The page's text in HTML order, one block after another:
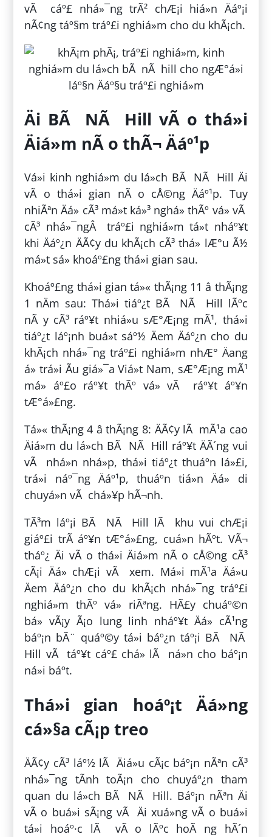
vÃ cáº£ nhá»¯ng trÃ² chÆ¡i hiá»n Äáº¡i
nÃ¢ng táº§m tráº£i nghiá»m cho du khÃ¡ch.
Äi BÃ NÃ Hill vÃ o thá»i
Äiá»m nÃ o thÃ¬ Äáº¹p
Vá»i kinh nghiá»m du lá»ch BÃ NÃ Hill Äi
vÃ o thá»i gian nÃ o cÅ©ng Äáº¹p. Tuy
nhiÃªn Äá» cÃ³ má»t ká»³ nghá» thÃº vá» vÃ
cÃ³ nhá»¯ngÂ tráº£i nghiá»m tá»t nháº¥t
khi Äáº¿n ÄÃ¢y du khÃ¡ch cÃ³ thá» lÆ°u Ã½
má»t sá» khoáº£ng thá»i gian sau.
Khoáº£ng thá»i gian tá»« thÃ¡ng 11 â thÃ¡ng
1 nÄm sau: Thá»i tiáº¿t BÃ NÃ Hill lÃºc
nÃ y cÃ³ ráº¥t nhiá»u sÆ°Æ¡ng mÃ¹, thá»i
tiáº¿t láº¡nh buá»t sáº½ Äem Äáº¿n cho du
khÃ¡ch nhá»¯ng tráº£i nghiá»m nhÆ° Äang
á» trá»i Ãu giá»¯a Viá»t Nam, sÆ°Æ¡ng mÃ¹
má» áº£o ráº¥t thÃº vá» vÃ ráº¥t áº¥n
tÆ°á»£ng.
Tá»« thÃ¡ng 4 â thÃ¡ng 8: ÄÃ¢y lÃ mÃ¹a cao
Äiá»m du lá»ch BÃ NÃ Hill ráº¥t ÄÃ´ng vui
vÃ nhá»n nhá»p, thá»i tiáº¿t thuáº­n lá»£i,
trá»i náº¯ng Äáº¹p, thuáº­n tiá»n Äá» di
chuyá»n vÃ chá»¥p hÃ¬nh.
TÃ³m láº¡i BÃ NÃ Hill lÃ khu vui chÆ¡i
giáº£i trÃ­ áº¥n tÆ°á»£ng, cuá»n hÃºt. VÃ¬
tháº¿ Äi vÃ o thá»i Äiá»m nÃ o cÅ©ng cÃ³
cÃ¡i Äá» chÆ¡i vÃ xem. Má»i mÃ¹a Äá»u
Äem Äáº¿n cho du khÃ¡ch nhá»¯ng tráº£i
nghiá»m thÃº vá» riÃªng. HÃ£y chuáº©n
bá» vÃ¡y Ã¡o lung linh nháº¥t Äá» cÃ¹ng
báº¡n bÃ¨ quáº©y tá»i báº¿n táº¡i BÃ NÃ
Hill vÃ táº¥t cáº£ chá» lÃ ná»n cho báº¡n
ná»i báº­t.
Thá»i gian hoáº¡t Äá»ng
cá»§a cÃ¡p treo
ÄÃ¢y cÃ³ láº½ lÃ Äiá»u cÃ¡c báº¡n nÃªn cÃ³
nhá»¯ng tÃ­nh toÃ¡n cho chuyáº¿n tham
quan du lá»ch BÃ NÃ Hill. Báº¡n nÃªn Äi
vÃ o buá»i sÃ¡ng vÃ Äi xuá»ng vÃ o buá»i
tá»i hoáº·c lÃ vÃ o lÃºc hoÃ ng hÃ´n